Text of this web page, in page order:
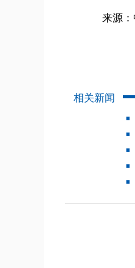
来源：中
相关新闻